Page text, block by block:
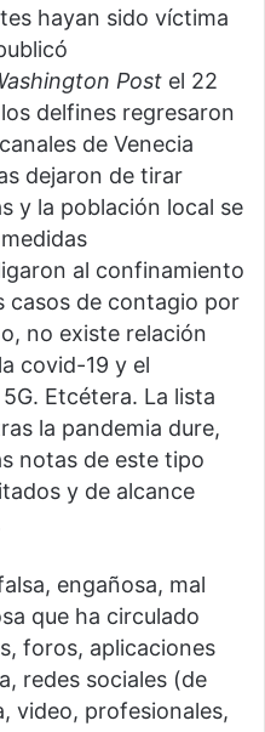
hayan sido víctima
Post el 22
delfines regresaron
de Venecia
dejaron de tirar
y la población local se
al confinamiento
casos de contagio por
no existe relación
covid-19 y el
Etcétera. La lista
la pandemia dure,
notas de este tipo
y de alcance
engañosa, mal
que ha circulado
foros, aplicaciones
redes sociales (de
video, profesionales,